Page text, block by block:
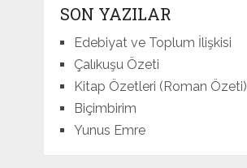
SON YAZILAR
Edebiyat ve Toplum İlişkisi
Çalıkuşu Özeti
Kitap Özetleri (Roman Özeti)
Biçimbirim
Yunus Emre